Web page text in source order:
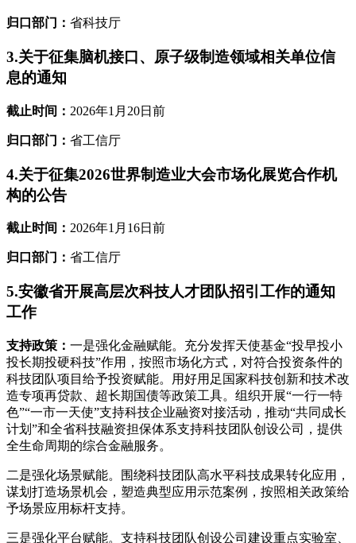
归口部门： 省科技厅
3.关于征集脑机接口、原子级制造领域相关单位信
息的通知
截止时间： 2026年1月20日前
归口部门： 省工信厅
4.关于征集2026世界制造业大会市场化展览合作机
构的公告
截止时间： 2026年1月16日前
归口部门： 省工信厅
5.安徽省开展高层次科技人才团队招引工作的通知
工作
支持政策： 一是强化金融赋能。充分发挥天使基金“投早投小
投长期投硬科技”作用，按照市场化方式，对符合投资条件的
科技团队项目给予投资赋能。用好用足国家科技创新和技术改
造专项再贷款、超长期国债等政策工具。组织开展“一行一特
色”“一市一天使”支持科技企业融资对接活动，推动“共同成长
计划”和全省科技融资担保体系支持科技团队创设公司，提供
全生命周期的综合金融服务。
二是强化场景赋能。围绕科技团队高水平科技成果转化应用，
谋划打造场景机会，塑造典型应用示范案例，按照相关政策给
予场景应用标杆支持。
三是强化平台赋能。支持科技团队创设公司建设重点实验室、